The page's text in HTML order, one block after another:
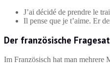
J’ai décidé de prendre le
Il pense que je t’aime. Er
Der französische
Im Französisch hat man mehrere